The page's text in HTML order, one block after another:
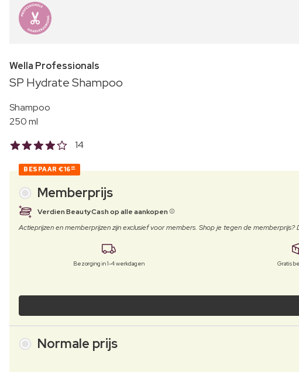
Wella Professionals
SP Hydrate Shampoo
Shampoo
250 ml
14
BESPAAR €16 00
Memberprijs
Verdien BeautyCash op alle aankopen
Actieprijzen en memberprijzen zijn exclusief voor members. Shop je tegen de
Bezorging in 1-4 werkdagen Gratis
Normale prijs